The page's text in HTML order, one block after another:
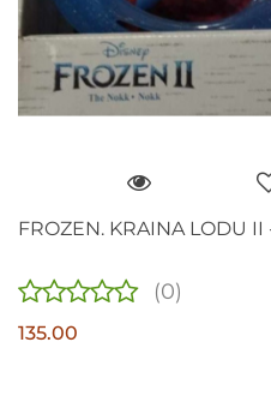
FROZEN. KRAINA LODU
(0)
135.00